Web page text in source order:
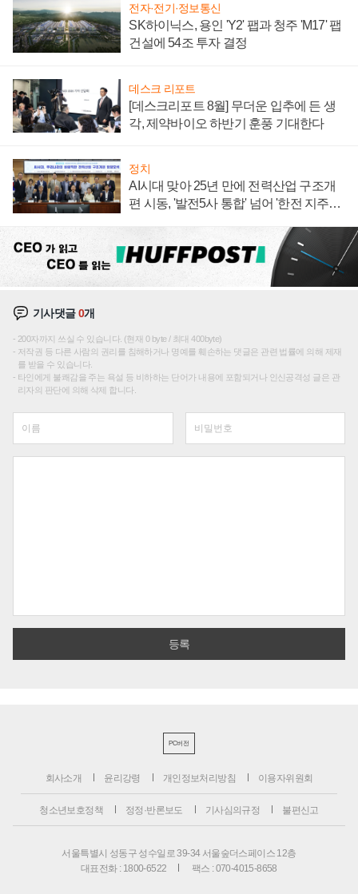
전자·전기·정보통신
SK하이닉스, 용인 'Y2' 팹과 청주 'M17' 팹
건설에 54조 투자 결정
데스크 리포트
[데스크리포트 8월] 무더운 입추에 든 생
각, 제약바이오 하반기 훈풍 기대한다
정치
AI시대 맞아 25년 만에 전력산업 구조개
편 시동, '발전5사 통합' 넘어 '한전 지주사'
기사댓글0개
200자까지 쓰실 수 있습니다. (현재 0 byte / 최대 400byte)
저작권 등 다른 사람의 권리를 침해하거나 명예를 훼손하는 댓글은 관련 법률에 의해 제재
를 받을 수 있습니다.
타인에게 불쾌감을 주는 욕설 등 비하하는 단어가 내용에 포함되거나 인신공격성 글은 관
리자의 판단에 의해 삭제 합니다.
PC버전
회사소개 윤리강령 개인정보처리방침 이용자위원회
청소년보호정책 정정·반론보도 기사심의규정 불편신고
서울특별시 성동구 성수일로 39-34 서울숲더스페이스 12층
대표전화 : 1800-6522
팩스 : 070-4015-8658